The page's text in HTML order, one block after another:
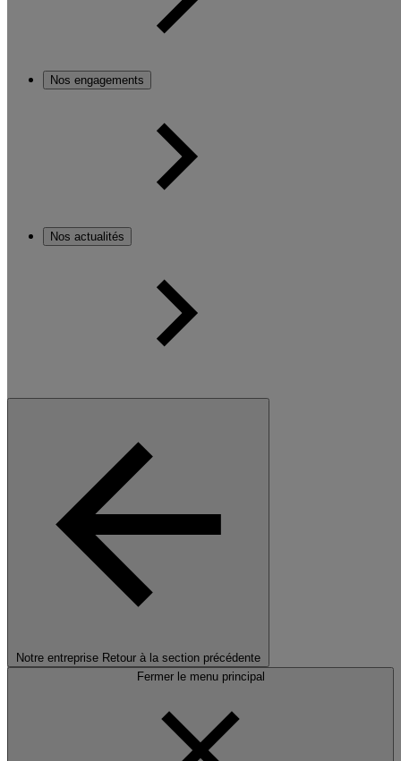
Nos engagements
Nos actualités
Notre entreprise Retour à la section précédente
Fermer le menu principal